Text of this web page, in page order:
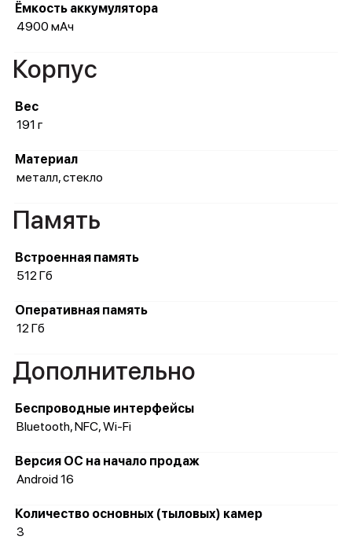
Ёмкость аккумулятора
4900 мАч
Корпус
Вес
191 г
Материал
металл, стекло
Память
Встроенная память
512 Гб
Оперативная память
12 Гб
Дополнительно
Беспроводные интерфейсы
Bluetooth, NFC, Wi-Fi
Версия ОС на начало продаж
Android 16
Количество основных (тыловых) камер
3